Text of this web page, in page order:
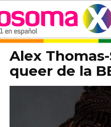
Alex
queer de la